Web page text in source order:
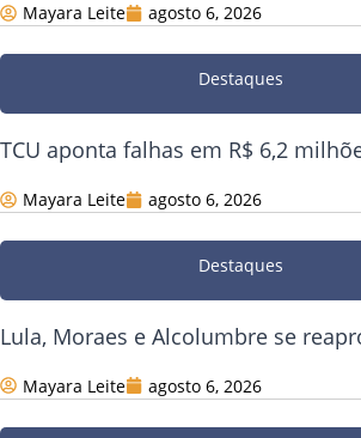
Mayara Leite agosto 6, 2026
Destaques
TCU aponta falhas em R$ 6,2
Mayara Leite agosto 6, 2026
Destaques
Lula, Moraes e Alcolumbre se
Mayara Leite agosto 6, 2026